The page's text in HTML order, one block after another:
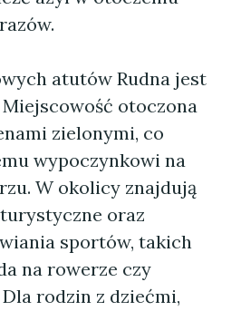
atutów Rudna jest
otoczona
zielonymi, co
wypoczynkowi na
W okolicy znajdują
oraz
sportów, takich
na rowerze czy
rodzin z dziećmi,